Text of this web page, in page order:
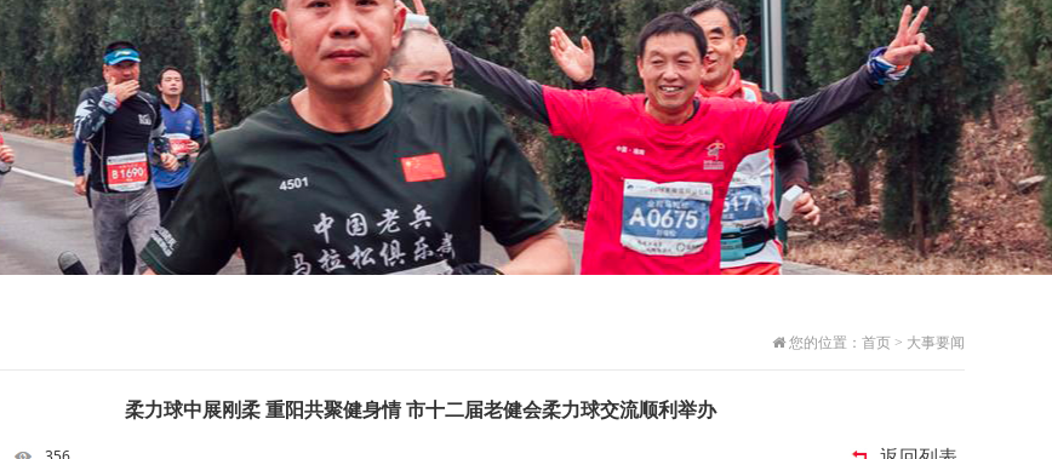
您的位置： 首页 > 大事要闻
柔力球中展刚柔 重阳共聚健身情 市十二届老健会柔力球交流顺利举办